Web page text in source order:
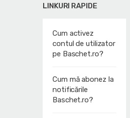
LINKURI RAPIDE
Cum activez
contul de utilizator
pe Baschet.ro?
Cum mă abonez la
notificările
Baschet.ro?